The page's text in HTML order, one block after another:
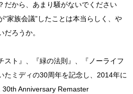
だから、あまり騒がないでください
家族会議”したことは本当らしく、や
ろうか。
スト』、『緑の法則』、『ノーライフ
たミディの30周年を記念し、2014年に
30th Anniversary Remaster